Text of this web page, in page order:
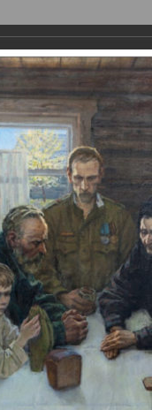
музеи семьи
Ульяновых
на Стрелецкой»